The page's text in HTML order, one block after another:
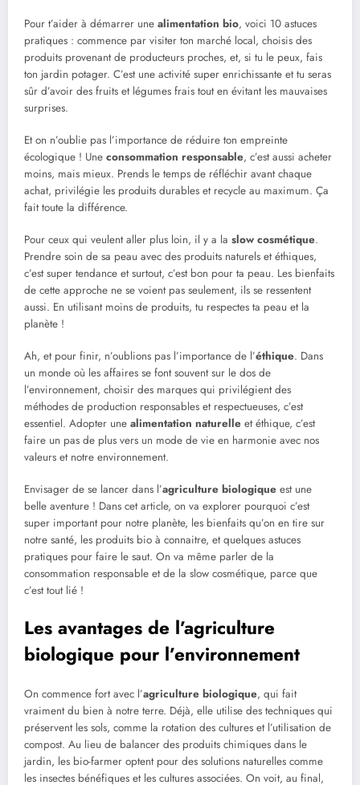
Pour t’aider à démarrer une alimentation bio, voici 10 astuces
pratiques : commence par visiter ton marché local, choisis des
produits provenant de producteurs proches, et, si tu le peux, fais
ton jardin potager. C’est une activité super enrichissante et tu seras
sûr d’avoir des fruits et légumes frais tout en évitant les mauvaises
surprises.
Et on n’oublie pas l’importance de réduire ton empreinte
écologique ! Une consommation responsable, c’est aussi acheter
moins, mais mieux. Prends le temps de réfléchir avant chaque
achat, privilégie les produits durables et recycle au maximum. Ça
fait toute la différence.
Pour ceux qui veulent aller plus loin, il y a la slow cosmétique.
Prendre soin de sa peau avec des produits naturels et éthiques,
c’est super tendance et surtout, c’est bon pour ta peau. Les bienfaits
de cette approche ne se voient pas seulement, ils se ressentent
aussi. En utilisant moins de produits, tu respectes ta peau et la
planète !
Ah, et pour finir, n’oublions pas l’importance de l’éthique. Dans
un monde où les affaires se font souvent sur le dos de
l’environnement, choisir des marques qui privilégient des
méthodes de production responsables et respectueuses, c’est
essentiel. Adopter une alimentation naturelle et éthique, c’est
faire un pas de plus vers un mode de vie en harmonie avec nos
valeurs et notre environnement.
Envisager de se lancer dans l’agriculture biologique est une
belle aventure ! Dans cet article, on va explorer pourquoi c’est
super important pour notre planète, les bienfaits qu’on en tire sur
notre santé, les produits bio à connaitre, et quelques astuces
pratiques pour faire le saut. On va même parler de la
consommation responsable et de la slow cosmétique, parce que
c’est tout lié !
Les avantages de l’agriculture
biologique pour l’environnement
On commence fort avec l’agriculture biologique, qui fait
vraiment du bien à notre terre. Déjà, elle utilise des techniques qui
préservent les sols, comme la rotation des cultures et l’utilisation de
compost. Au lieu de balancer des produits chimiques dans le
jardin, les bio-farmer optent pour des solutions naturelles comme
les insectes bénéfiques et les cultures associées. On voit, au final,